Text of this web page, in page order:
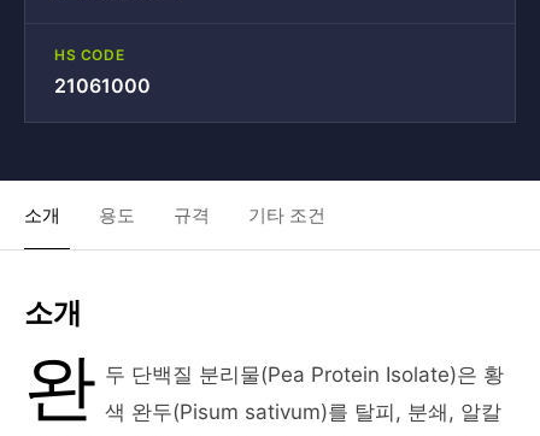
HS CODE
21061000
소개 용도 규격 기타 조건
소개
완 두 단백질 분리물(Pea Protein Isolate)은 황
색 완두(Pisum sativum)를 탈피, 분쇄, 알칼